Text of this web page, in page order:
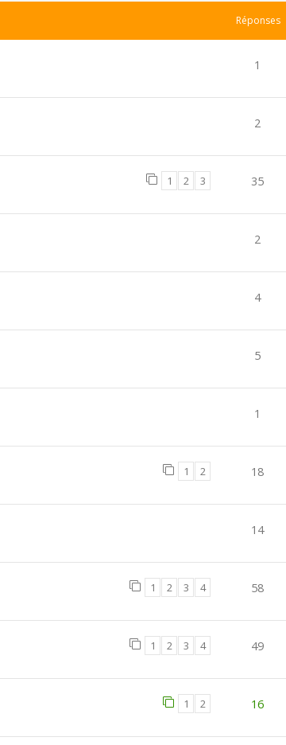
Réponses
1
2
1 2 3 35
2
4
5
1
1 2 18
14
1 2 3 4 58
1 2 3 4 49
1 2 16